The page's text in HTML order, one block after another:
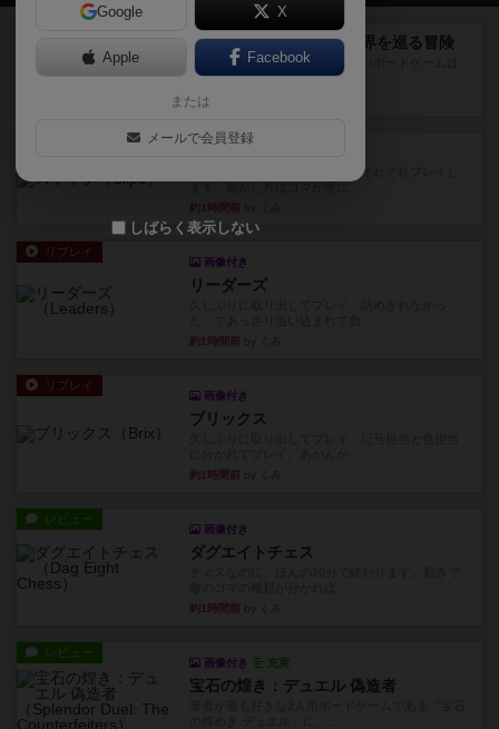
エクスペディション：世界を巡る冒険
クラマー氏の不朽の名作。新しいボードゲームほ
どおもしろいはず？いいえ。...
25分前
メインコマ一つサブコマ四つでそれぞれプレイし
約1時間前
リプレイ
画像付き
リーダーズ
約1時間前
リプレイ
画像付き
ブリックス
約1時間前
レビュー
画像付き
ダグエイトチェス
約1時間前
レビュー
画像付き 充実
宝石の煌き：デュエル 偽造者
Google X
Apple Facebook
または
メールで会員登録
しばらく表示しない